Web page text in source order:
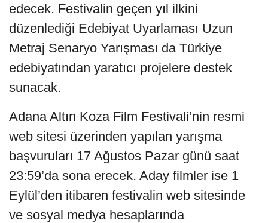
edecek. Festivalin geçen yıl ilkini
düzenlediği Edebiyat Uyarlaması Uzun
Metraj Senaryo Yarışması da Türkiye
edebiyatından yaratıcı projelere destek
sunacak.
Adana Altın Koza Film Festivali’nin resmi
web sitesi üzerinden yapılan yarışma
başvuruları 17 Ağustos Pazar günü saat
23:59’da sona erecek. Aday filmler ise 1
Eylül’den itibaren festivalin web sitesinde
ve sosyal medya hesaplarında